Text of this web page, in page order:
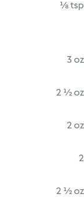
⅛ tsp
3 oz
2 ½ oz
2 oz
2
2 ½ oz